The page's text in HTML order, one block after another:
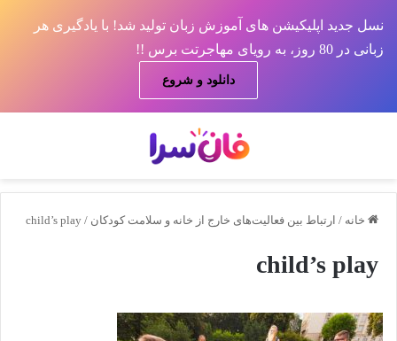
نسل جدید اپلیکیشن های آموزش زبان تولید شد! با یادگیری هر
زبانی در 80 روز، به رویای مهاجرتت برس !!
دانلود و شروع
خانه / ارتباط بین فعالیت‌های خارج از خانه و سلامت کودکان /
child’s play
child’s play